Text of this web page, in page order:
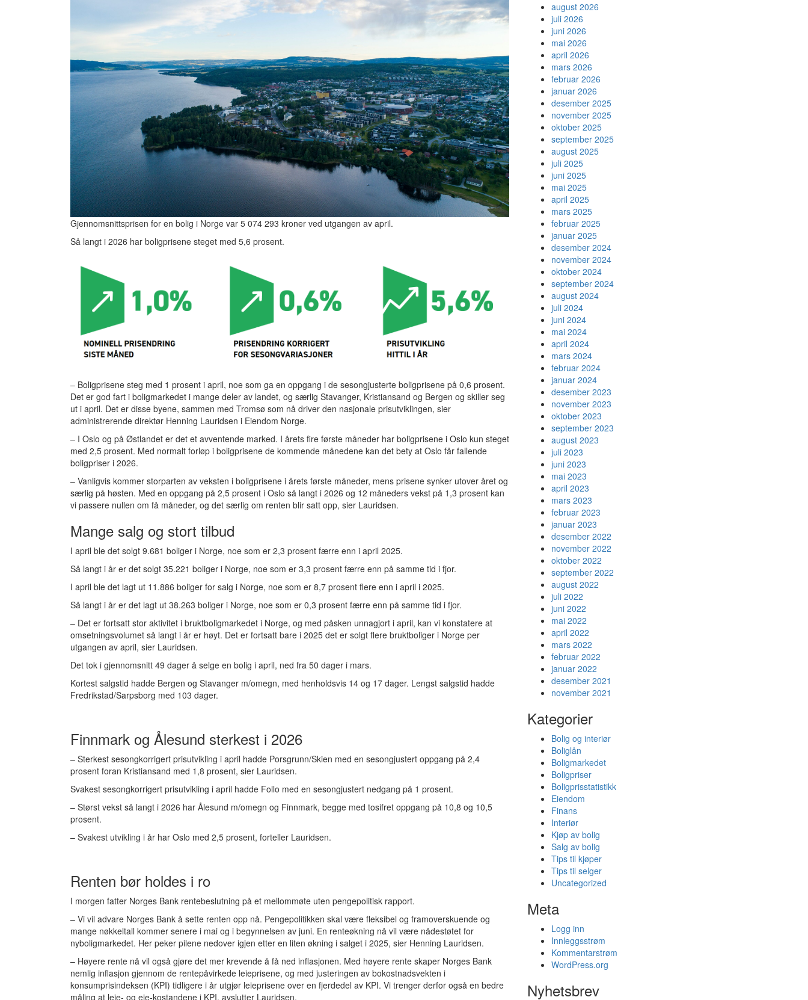
Gjennomsnittsprisen for en bolig i Norge var 5 074 293 kroner ved utgangen av april.
Så langt i 2026 har boligprisene steget med 5,6 prosent.
– Boligprisene steg med 1 prosent i april, noe som ga en oppgang i de sesongjusterte boligprisene på 0,6 prosent.
Det er god fart i boligmarkedet i mange deler av landet, og særlig Stavanger, Kristiansand og Bergen og skiller seg
ut i april. Det er disse byene, sammen med Tromsø som nå driver den nasjonale prisutviklingen, sier
administrerende direktør Henning Lauridsen i Eiendom Norge.
– I Oslo og på Østlandet er det et avventende marked. I årets fire første måneder har boligprisene i Oslo kun steget
med 2,5 prosent. Med normalt forløp i boligprisene de kommende månedene kan det bety at Oslo får fallende
boligpriser i 2026.
– Vanligvis kommer storparten av veksten i boligprisene i årets første måneder, mens prisene synker utover året og
særlig på høsten. Med en oppgang på 2,5 prosent i Oslo så langt i 2026 og 12 måneders vekst på 1,3 prosent kan
vi passere nullen om få måneder, og det særlig om renten blir satt opp, sier Lauridsen.
Mange salg og stort tilbud
I april ble det solgt 9.681 boliger i Norge, noe som er 2,3 prosent færre enn i april 2025.
Så langt i år er det solgt 35.221 boliger i Norge, noe som er 3,3 prosent færre enn på samme tid i fjor.
I april ble det lagt ut 11.886 boliger for salg i Norge, noe som er 8,7 prosent flere enn i april i 2025.
Så langt i år er det lagt ut 38.263 boliger i Norge, noe som er 0,3 prosent færre enn på samme tid i fjor.
– Det er fortsatt stor aktivitet i bruktboligmarkedet i Norge, og med påsken unnagjort i april, kan vi konstatere at
omsetningsvolumet så langt i år er høyt. Det er fortsatt bare i 2025 det er solgt flere bruktboliger i Norge per
utgangen av april, sier Lauridsen.
Det tok i gjennomsnitt 49 dager å selge en bolig i april, ned fra 50 dager i mars.
Kortest salgstid hadde Bergen og Stavanger m/omegn, med henholdsvis 14 og 17 dager. Lengst salgstid hadde
Fredrikstad/Sarpsborg med 103 dager.
Finnmark og Ålesund sterkest i 2026
– Sterkest sesongkorrigert prisutvikling i april hadde Porsgrunn/Skien med en sesongjustert oppgang på 2,4
prosent foran Kristiansand med 1,8 prosent, sier Lauridsen.
Svakest sesongkorrigert prisutvikling i april hadde Follo med en sesongjustert nedgang på 1 prosent.
– Størst vekst så langt i 2026 har Ålesund m/omegn og Finnmark, begge med tosifret oppgang på 10,8 og 10,5
prosent.
– Svakest utvikling i år har Oslo med 2,5 prosent, forteller Lauridsen.
Renten bør holdes i ro
I morgen fatter Norges Bank rentebeslutning på et mellommøte uten pengepolitisk rapport.
– Vi vil advare Norges Bank å sette renten opp nå. Pengepolitikken skal være fleksibel og framoverskuende og
mange nøkkeltall kommer senere i mai og i begynnelsen av juni. En renteøkning nå vil være nådestøtet for
nyboligmarkedet. Her peker pilene nedover igjen etter en liten økning i salget i 2025, sier Henning Lauridsen.
– Høyere rente nå vil også gjøre det mer krevende å få ned inflasjonen. Med høyere rente skaper Norges Bank
nemlig inflasjon gjennom de rentepåvirkede leieprisene, og med justeringen av bokostnadsvekten i
konsumprisindeksen (KPI) tidligere i år utgjør leieprisene over en fjerdedel av KPI. Vi trenger derfor også en bedre
måling at leie- og eie-kostandene i KPI, avslutter Lauridsen.
august 2026
juli 2026
juni 2026
mai 2026
april 2026
mars 2026
februar 2026
januar 2026
desember 2025
november 2025
oktober 2025
september 2025
august 2025
juli 2025
juni 2025
mai 2025
april 2025
mars 2025
februar 2025
januar 2025
desember 2024
november 2024
oktober 2024
september 2024
august 2024
juli 2024
juni 2024
mai 2024
april 2024
mars 2024
februar 2024
januar 2024
desember 2023
november 2023
oktober 2023
september 2023
august 2023
juli 2023
juni 2023
mai 2023
april 2023
mars 2023
februar 2023
januar 2023
desember 2022
november 2022
oktober 2022
september 2022
august 2022
juli 2022
juni 2022
mai 2022
april 2022
mars 2022
februar 2022
januar 2022
desember 2021
november 2021
Kategorier
Bolig og interiør
Boliglån
Boligmarkedet
Boligpriser
Boligprisstatistikk
Eiendom
Finans
Interiør
Kjøp av bolig
Salg av bolig
Tips til kjøper
Tips til selger
Uncategorized
Meta
Logg inn
Innleggsstrøm
Kommentarstrøm
WordPress.org
Nyhetsbrev